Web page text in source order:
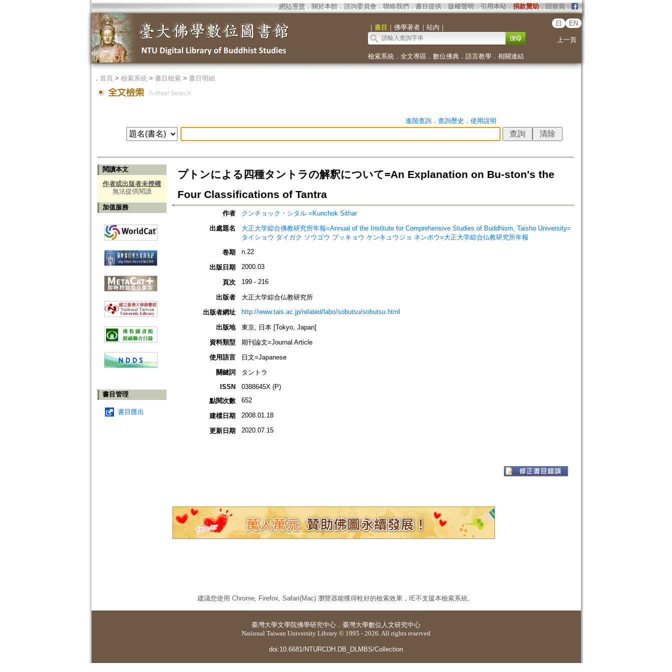
網站導覽 ． 關於本館． 諮詢委員會． 聯絡我們 ． 書目提供． 版權聲明 ． 引用本站． 捐款贊助．回首頁．
｜ 書目 ｜ 佛學著者｜ 站內 ｜
日 EN
上一頁
檢索系統． 全文專區 ． 數位佛典． 語言教學． 相關連結
． 首頁> 檢索系統> 書目檢索> 書目明細
進階查詢． 查詢歷史 ． 使用說明
閱讀本文
作者或出版者未授權
無法提供閱讀
加值服務
書目管理
書目匯出
プトンによる四種タントラの解釈について=An Explanation on Bu-ston's the
Four Classifications of Tantra
作者
クンチョック・シタル =Kunchok Sithar
出處題名
大正大学綜合佛教研究所年報=Annual of the Institute for Comprehensive Studies of Buddhism, Taisho University=
タイショウ ダイガク ソウゴウ ブッキョウ ケンキュウジョ ネンポウ=大正大学綜合仏教研究所年報
卷期
n.22
出版日期 2000.03
頁次 199 - 216
出版者
大正大学綜合仏教研究所
出版者網址
http://www.tais.ac.jp/related/labo/sobutsu/sobutsu.html
出版地
東京, 日本 [Tokyo, Japan]
資料類型
期刊論文=Journal Article
使用語言
日文=Japanese
關鍵詞
タントラ
ISSN
0388645X (P)
點閱次數
652
建檔日期 2008.01.18
更新日期 2020.07.15
建議您使用 Chrome, Firefox, Safari(Mac) 瀏覽器能獲得較好的檢索效果，IE不支援本檢索系統。
臺灣大學文學院佛學研究中心 ． 臺灣大學數位人文研究中心
National Taiwan University Library © 1995 - 2026. All rights reserved
doi:10.6681/NTURCDH.DB_DLMBS/Collection